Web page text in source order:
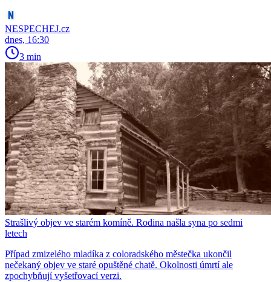
NESPECHEJ.cz
dnes, 16:30
3 min
Strašlivý objev ve starém komíně. Rodina našla syna po sedmi
letech
Případ zmizelého mladíka z coloradského městečka ukončil
nečekaný objev ve staré opuštěné chatě. Okolnosti úmrtí ale
zpochybňují vyšetřovací verzi.